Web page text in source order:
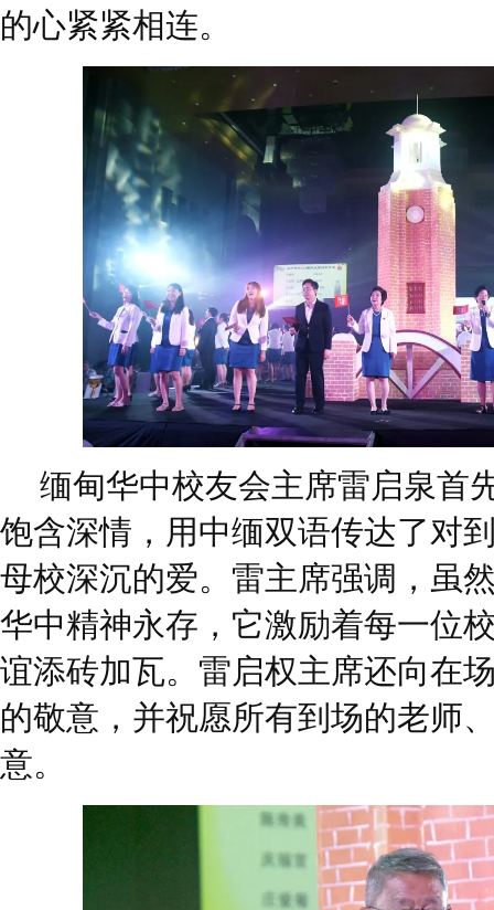
的心紧紧相连。
缅甸华中校友会主席雷启泉首
饱含深情，用中缅双语传达了对
母校深沉的爱。雷主席强调，虽
华中精神永存，它激励着每一位
谊添砖加瓦。雷启权主席还向在
的敬意，并祝愿所有到场的老师
意。